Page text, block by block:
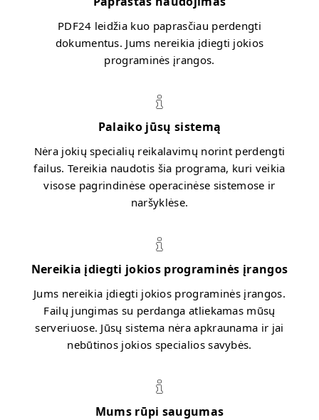
PDF24 leidžia kuo paprasčiau perdengti
dokumentus. Jums nereikia įdiegti jokios
programinės įrangos.
Palaiko jūsų sistemą
Nėra jokių specialių reikalavimų norint perdengti
failus. Tereikia naudotis šia programa, kuri veikia
visose pagrindinėse operacinėse sistemose ir
naršyklėse.
Nereikia įdiegti jokios programinės įrangos
Jums nereikia įdiegti jokios programinės įrangos.
Failų jungimas su perdanga atliekamas mūsų
serveriuose. Jūsų sistema nėra apkraunama ir jai
nebūtinos jokios specialios savybės.
Mums rūpi saugumas